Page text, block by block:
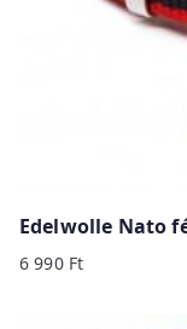
Edelwolle Nato
6 990 Ft